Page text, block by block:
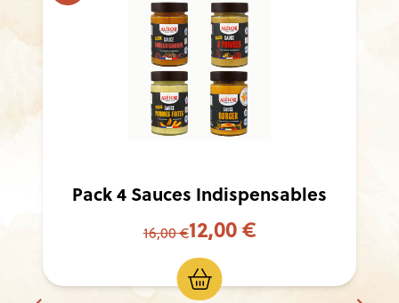
Pack 4 Sauces
16,00 €12,00 €